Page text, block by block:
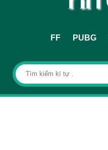
FF PUBG